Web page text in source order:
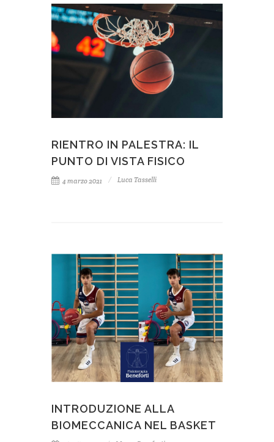
RIENTRO IN PALESTRA: IL
PUNTO DI VISTA FISICO
4 marzo 2021 Luca Tasselli
INTRODUZIONE ALLA
BIOMECCANICA NEL BASKET